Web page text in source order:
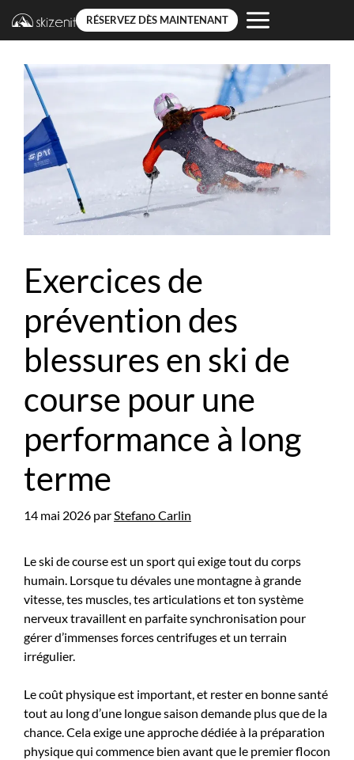
RÉSERVEZ DÈS MAINTENANT
contenu
Exercices de
prévention des
blessures en ski de
course pour une
performance à long
terme
14 mai 2026 parStefano Carlin
Le ski de course est un sport qui exige tout du corps
humain. Lorsque tu dévales une montagne à grande
vitesse, tes muscles, tes articulations et ton système
nerveux travaillent en parfaite synchronisation pour
gérer d’immenses forces centrifuges et un terrain
irrégulier.
Le coût physique est important, et rester en bonne santé
tout au long d’une longue saison demande plus que de la
chance. Cela exige une approche dédiée à la préparation
physique qui commence bien avant que le premier flocon